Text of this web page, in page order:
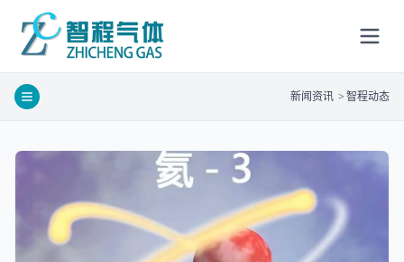
新闻资讯 >智程动态